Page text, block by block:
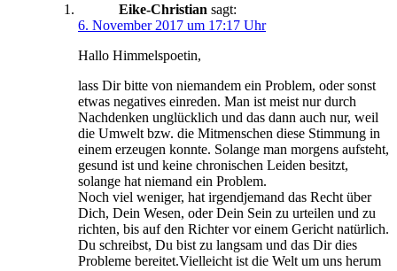
Eike-Christian sagt:
6. November 2017 um 17:17 Uhr
Hallo Himmelspoetin,
lass Dir bitte von niemandem ein Problem, oder sonst
etwas negatives einreden. Man ist meist nur durch
Nachdenken unglücklich und das dann auch nur, weil
die Umwelt bzw. die Mitmenschen diese Stimmung in
einem erzeugen konnte. Solange man morgens aufsteht,
gesund ist und keine chronischen Leiden besitzt,
solange hat niemand ein Problem.
Noch viel weniger, hat irgendjemand das Recht über
Dich, Dein Wesen, oder Dein Sein zu urteilen und zu
richten, bis auf den Richter vor einem Gericht natürlich.
Du schreibst, Du bist zu langsam und das Dir dies
Probleme bereitet.Vielleicht ist die Welt um uns herum